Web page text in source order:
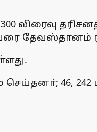
விரைவு
தேவஸ்தானம்
செய்தனா்; 46,